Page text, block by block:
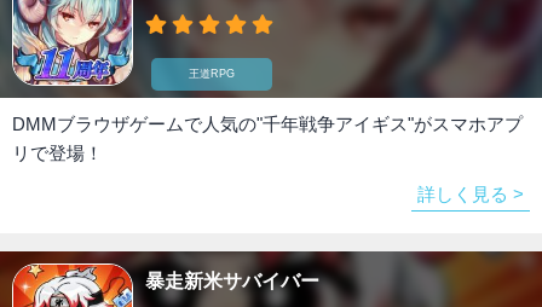
王道RPG
DMMブラウザゲームで人気の"千年戦争アイギス"がスマホアプ
リで登場！
詳しく見る >
暴走新米サバイバー